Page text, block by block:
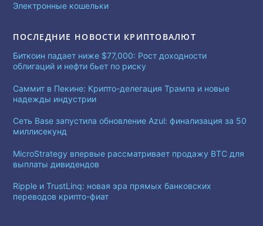
Электронные кошельки
ПОСЛЕДНИЕ НОВОСТИ КРИПТОВАЛЮТ
Биткоин падает ниже $77,000: Рост доходности
облигаций и нефти бьет по риску
Саммит в Пекине: Крипто-делегация Трампа и новые
надежды индустрии
Сеть Base запустила обновление Azul: финализация за 50
миллисекунд
MicroStrategy впервые рассматривает продажу BTC для
выплаты дивидендов
Ripple и TrustLinq: новая эра прямых банковских
переводов крипто-фиат